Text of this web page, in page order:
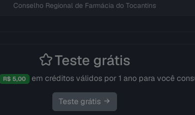
Conselho Regional de Farmácia do Tocantins
Teste grátis
R$ 5,00 em créditos válidos por 1 ano para você
Teste grátis